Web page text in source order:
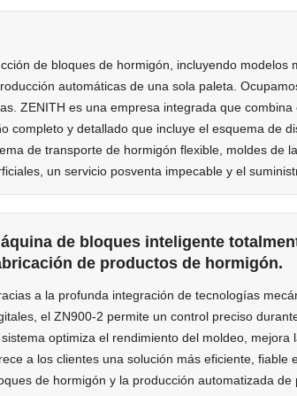
de bloques de hormigón, incluyendo modelos
automáticas de una sola paleta.
ZENITH es una empresa integrada que
completo y detallado que incluye el esquema de
de transporte de hormigón flexible, moldes de
un servicio posventa impecable y el
de bloques inteligente
de productos de hormigón.
a la profunda integración de tecnologías
el ZN900-2 permite un control preciso
sistema optimiza el rendimiento del moldeo,
a los clientes una solución más eficiente, fiable
de hormigón y la producción automatizada de